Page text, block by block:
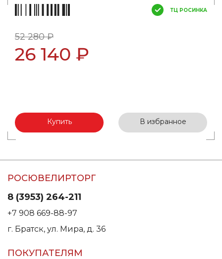
ТЦ РОСИНКА
52 280 ₽
26 140 ₽
Купить В избранное
РОСЮВЕЛИРТОРГ
8 (3953) 264-211
+7 908 669-88-97
г. Братск, ул. Мира, д. 36
ПОКУПАТЕЛЯМ